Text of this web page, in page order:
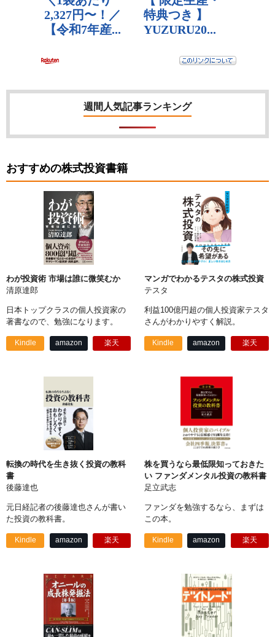
週間人気記事ランキング
おすすめの株式投資書籍
わが投資術 市場は誰に微笑むか
清原達郎
日本トップクラスの個人投資家の
著書なので、勉強になります。
Kindle amazon 楽天
マンガでわかるテスタの株式投資
テスタ
利益100億円超の個人投資家テスタ
さんがわかりやすく解説。
Kindle amazon 楽天
転換の時代を生き抜く投資の教科
書
後藤達也
元日経記者の後藤達也さんが書い
た投資の教科書。
Kindle amazon 楽天
株を買うなら最低限知っておきた
い ファンダメンタル投資の教科書
足立武志
ファンダを勉強するなら、まずは
この本。
Kindle amazon 楽天